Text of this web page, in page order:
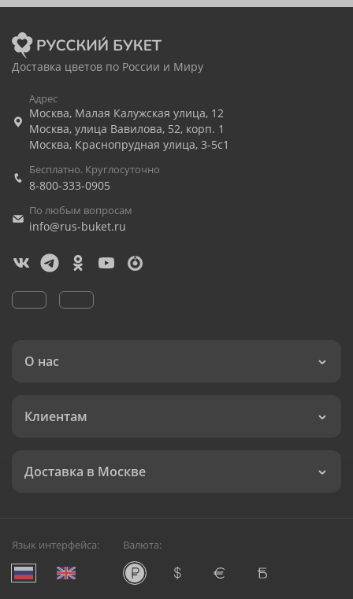
Доставка цветов по России и Миру
Адрес
Москва, Малая Калужская улица, 12
Москва, улица Вавилова, 52, корп. 1
Москва, Краснопрудная улица, 3-5с1
Бесплатно. Круглосуточно
8-800-333-0905
По любым вопросам
info@rus-buket.ru
О нас
Клиентам
Доставка в Москве
Язык интерфейса: Валюта: